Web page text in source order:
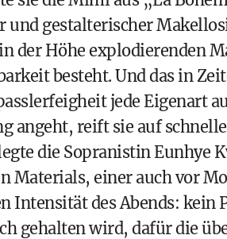
und gestalterischer
der Höhe explodierenden
besteht. Und das in
jede Eigenart
angeht, reift sie auf
die Sopranistin Eunhye
Materials, einer auch vor
Intensität des Abends:
gehalten wird, dafür die